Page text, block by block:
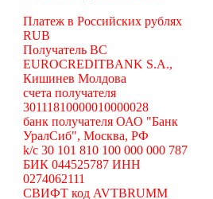
Платеж в Российских рублях
RUB
Получатель BC
EUROCREDITBANK S.A.,
Кишинев Молдова
счета получателя
30111810000010000028
банк получателя ОАО "Банк
УралСиб", Москва, РФ
k/c 30 101 810 100 000 000 787
БИК 044525787 ИНН
0274062111
СВИФТ код AVTBRUMM